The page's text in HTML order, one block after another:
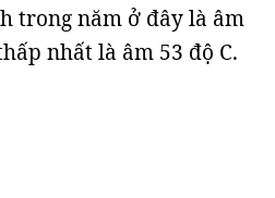
trong năm ở đây là âm
nhất là âm 53 độ C.